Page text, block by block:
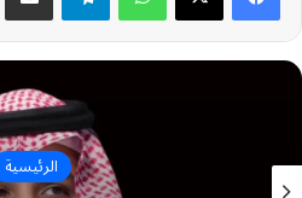
الرئيسية